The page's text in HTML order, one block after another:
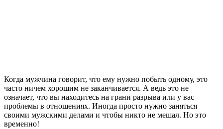
Когда мужчина говорит, что ему нужно побыть одному, это
часто ничем хорошим не заканчивается. А ведь это не
означает, что вы находитесь на грани разрыва или у вас
проблемы в отношениях. Иногда просто нужно заняться
своими мужскими делами и чтобы никто не мешал. Но это
временно!